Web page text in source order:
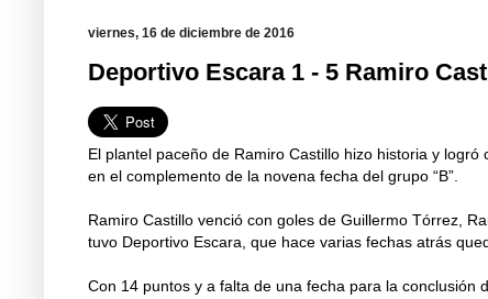
viernes, 16 de diciembre de 2016
Deportivo Escara 1 - 5 Ramiro
El plantel paceño de Ramiro Castillo hizo historia y
en el complemento de la novena fecha del grupo “B”.
Ramiro Castillo venció con goles de Guillermo Tórrez,
tuvo Deportivo Escara, que hace varias fechas atrás
Con 14 puntos y a falta de una fecha para la